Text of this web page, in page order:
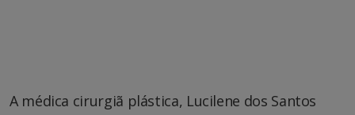
A médica cirurgiã plástica, Lucilene dos Santos